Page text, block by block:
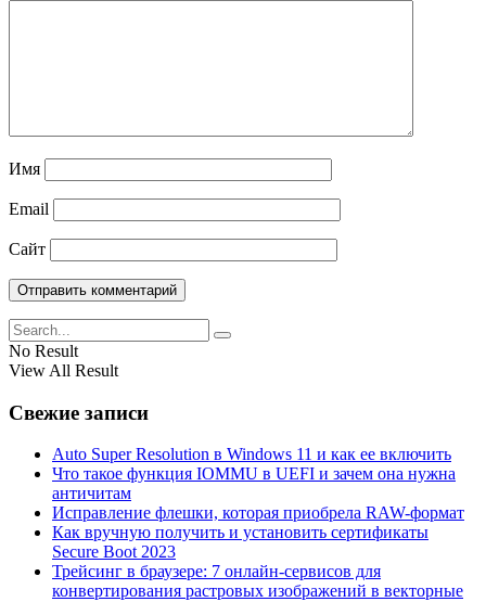
Имя
Email
Сайт
No Result
View All Result
Свежие записи
Auto Super Resolution в Windows 11 и как ее включить
Что такое функция IOMMU в UEFI и зачем она нужна
античитам
Исправление флешки, которая приобрела RAW-формат
Как вручную получить и установить сертификаты
Secure Boot 2023
Трейсинг в браузере: 7 онлайн-сервисов для
конвертирования растровых изображений в векторные